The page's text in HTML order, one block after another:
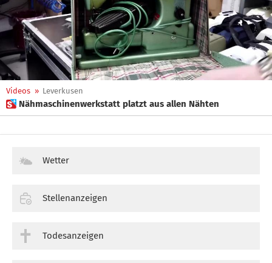
Videos » Leverkusen
 Nähmaschinenwerkstatt platzt aus allen Nähten
Wetter
Stellenanzeigen
Todesanzeigen